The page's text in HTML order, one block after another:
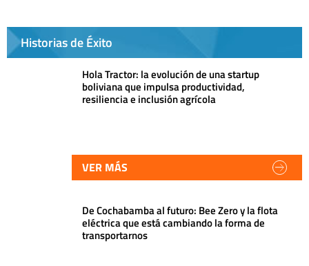
Historias de Éxito
Hola Tractor: la evolución de una startup
boliviana que impulsa productividad,
resiliencia e inclusión agrícola
VER MÁS
De Cochabamba al futuro: Bee Zero y la flota
eléctrica que está cambiando la forma de
transportarnos